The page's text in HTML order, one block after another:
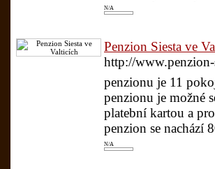
N/A
Penzion Siesta ve
http://
penzionu je 11
penzionu je možné
platební kartou a
penzion se nachází
N/A